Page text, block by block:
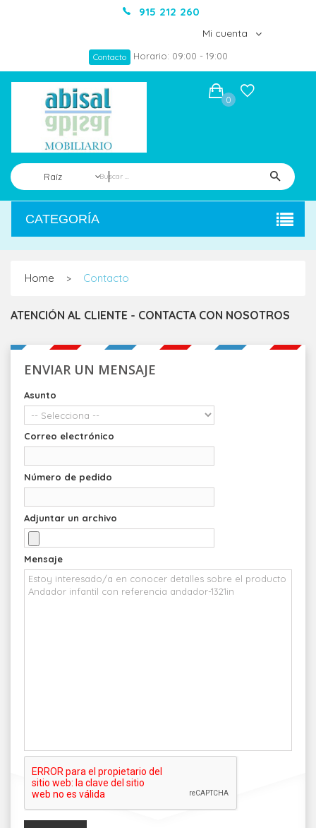
915 212 260
Mi cuenta
Contacto Horario: 09:00 - 19:00
Raíz
0
CATEGORÍA
Home > Contacto
ATENCIÓN AL CLIENTE - CONTACTA CON NOSOTROS
ENVIAR UN MENSAJE
Asunto
Correo electrónico
Número de pedido
Adjuntar un archivo
Mensaje